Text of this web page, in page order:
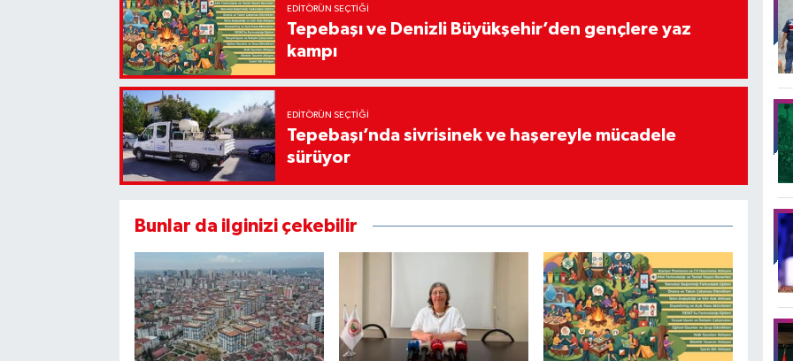
EDITÖRÜN SEÇTIĞI
Tepebaşı ve Denizli Büyükşehir’den gençlere yaz
kampı
EDITÖRÜN SEÇTIĞI
Tepebaşı’nda sivrisinek ve haşereyle mücadele
sürüyor
Bunlar da ilginizi çekebilir